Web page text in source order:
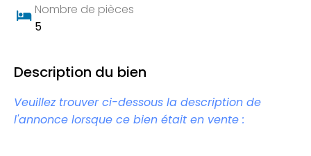
Nombre de pièces
5
Description du bien
Veuillez trouver ci-dessous la description de
l'annonce lorsque ce bien était en vente :